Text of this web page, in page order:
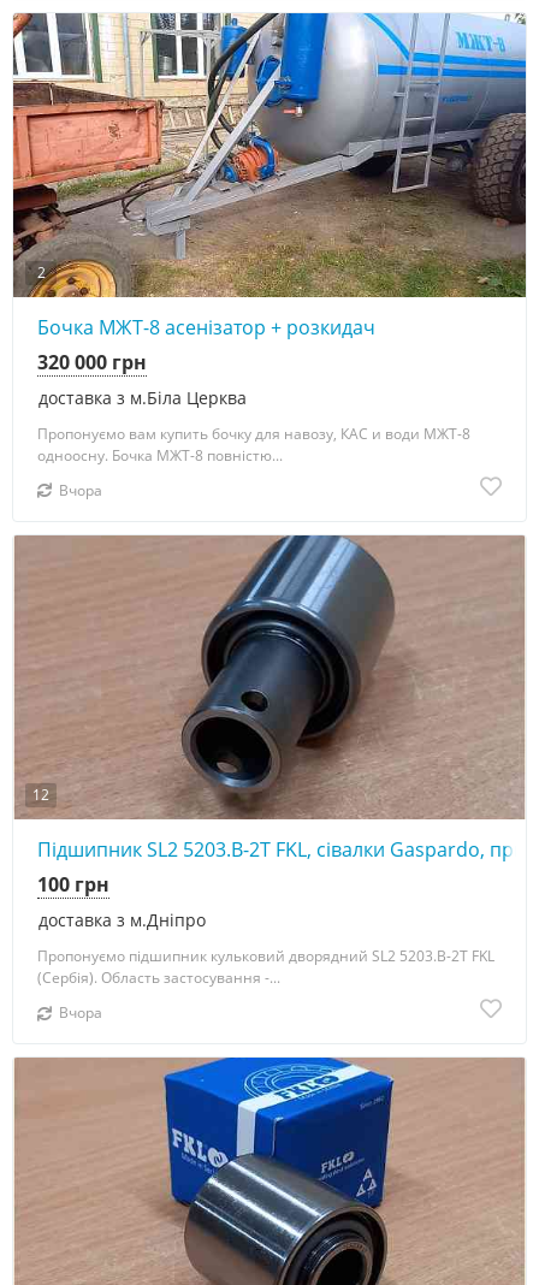
2
Бочка МЖТ-8 асенізатор + розкидач
доставка з м.Біла Церква
320 000 грн
Пропонуємо вам купить бочку для навозу, КАС и води МЖТ-8
одноосну. Бочка МЖТ-8 повністю...
Вчора
12
Підшипник SL2 5203.B-2T FKL, сівалки Gaspardo,
доставка з м.Дніпро
100 грн
Пропонуємо підшипник кульковий дворядний SL2 5203.B-2T FKL
(Сербія). Область застосування -...
Вчора